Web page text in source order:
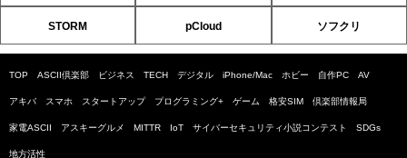
STORM pCloud ソフクリ
TOP ASCII倶楽部 ビジネス TECH デジタル iPhone/Mac ホビー 自作PC AV
アキバ スマホ スタートアップ プログラミング+ ゲーム 格安SIM 倶楽部情報局
家電ASCII アスキーグルメ MITTR IoT サイバーセキュリティ小説コンテスト SDGs
地方活性